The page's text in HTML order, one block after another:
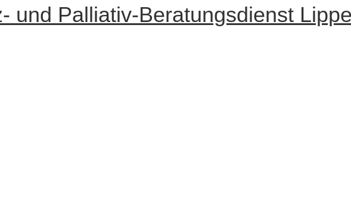
und Palliativ-Beratungsdienst